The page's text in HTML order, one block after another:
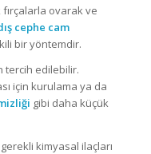
ovarak ve
cephe cam
bir yöntemdir.
tercih edilebilir.
için kurulama ya da
gibi daha küçük
kimyasal ilaçları